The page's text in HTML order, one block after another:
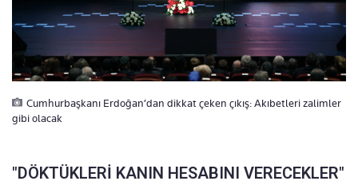
Cumhurbaşkanı Erdoğan’dan dikkat çeken çıkış: Akıbetleri zalimler
gibi olacak
"DÖKTÜKLERİ KANIN HESABINI VERECEKLER"